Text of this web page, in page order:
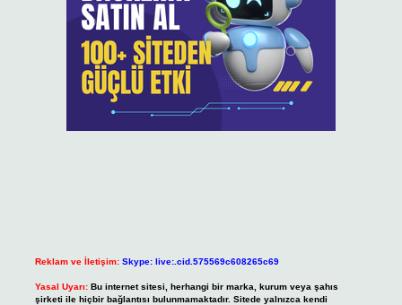
Reklam ve İletişim: Skype: live:.cid.575569c608265c69
Yasal Uyarı: Bu internet sitesi, herhangi bir marka, kurum veya şahıs
şirketi ile hiçbir bağlantısı bulunmamaktadır. Sitede yalnızca kendi